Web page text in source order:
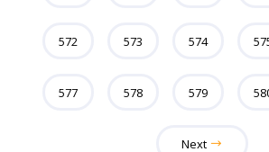
572 573 574
577 578 579
Next